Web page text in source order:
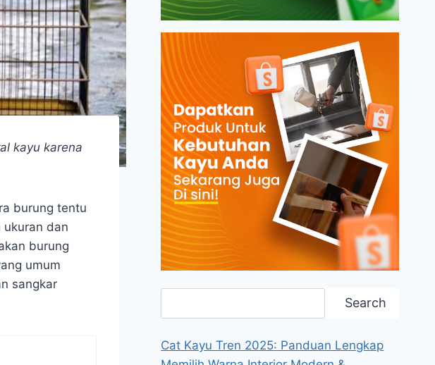
kayu karena
burung tentu
ukuran dan
burung
umum
sangkar
Search
Cat Kayu Tren 2025: Panduan Lengkap